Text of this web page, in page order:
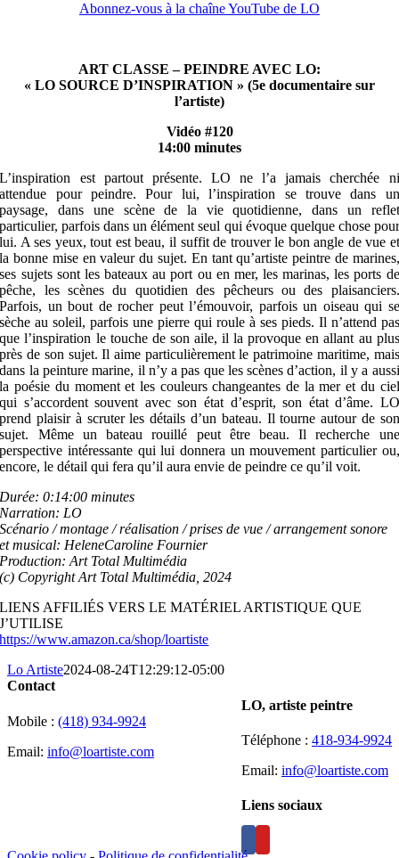
Abonnez-vous à la chaîne YouTube de LO
ART CLASSE – PEINDRE AVEC LO:
« LO SOURCE D’INSPIRATION » (5e documentaire sur
l’artiste)
Vidéo #120
14:00 minutes
L’inspiration est partout présente. LO ne l’a jamais cherchée ni
attendue pour peindre. Pour lui, l’inspiration se trouve dans un
paysage, dans une scène de la vie quotidienne, dans un reflet
particulier, parfois dans un élément seul qui évoque quelque chose pour
lui. A ses yeux, tout est beau, il suffit de trouver le bon angle de vue et
la bonne mise en valeur du sujet. En tant qu’artiste peintre de marines,
ses sujets sont les bateaux au port ou en mer, les marinas, les ports de
pêche, les scènes du quotidien des pêcheurs ou des plaisanciers.
Parfois, un bout de rocher peut l’émouvoir, parfois un oiseau qui se
sèche au soleil, parfois une pierre qui roule à ses pieds. Il n’attend pas
que l’inspiration le touche de son aile, il la provoque en allant au plus
près de son sujet. Il aime particulièrement le patrimoine maritime, mais
dans la peinture marine, il n’y a pas que les scènes d’action, il y a aussi
la poésie du moment et les couleurs changeantes de la mer et du ciel
qui s’accordent souvent avec son état d’esprit, son état d’âme. LO
prend plaisir à scruter les détails d’un bateau. Il tourne autour de son
sujet. Même un bateau rouillé peut être beau. Il recherche une
perspective intéressante qui lui donnera un mouvement particulier ou,
encore, le détail qui fera qu’il aura envie de peindre ce qu’il voit.
Durée: 0:14:00 minutes
Narration: LO
Scénario / montage / réalisation / prises de vue / arrangement sonore
et musical: HeleneCaroline Fournier
Production: Art Total Multimédia
(c) Copyright Art Total Multimédia, 2024
LIENS AFFILIÉS VERS LE MATÉRIEL ARTISTIQUE QUE
J’UTILISE
https://www.amazon.ca/shop/loartiste
Lo Artiste2024-08-24T12:29:12-05:00
LO, artiste peintre
Téléphone : 418-934-9924
Email: info@loartiste.com
Liens sociaux
Contact
Mobile : (418) 934-9924
Email: info@loartiste.com